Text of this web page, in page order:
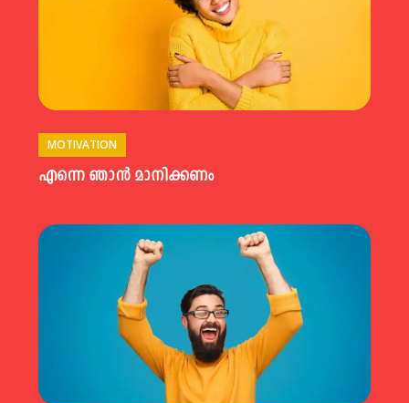
MOTIVATION
എന്നെ ഞാൻ മാനിക്കണം